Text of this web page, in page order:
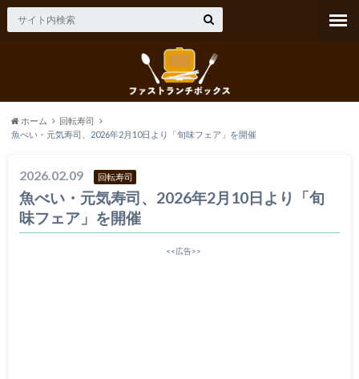
ホーム
回転寿司
魚べい・元気寿司、2026年2月10日より「旬味フェア」を開催
2026.02.09 回転寿司
魚べい・元気寿司、2026年2月10日より「旬
味フェア」を開催
<<広告>>